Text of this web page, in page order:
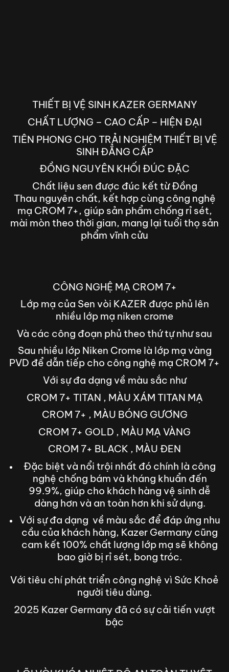
THIẾT BỊ VỆ SINH KAZER GERMANY
CHẤT LƯỢNG – CAO CẤP – HIỆN ĐẠI
TIÊN PHONG CHO TRẢI NGHIỆM THIẾT BỊ VỆ
SINH ĐẲNG CẤP
ĐỒNG NGUYÊN KHỐI ĐÚC ĐẶC
Chất liệu sen được đúc kết từ Đồng
Thau nguyên chất, kết hợp cùng công nghệ
mạ CROM 7+, giúp sản phẩm chống rỉ sét,
mài mòn theo thời gian, mang lại tuổi thọ sản
phẩm vĩnh cửu
CÔNG NGHỆ MẠ CROM 7+
Lớp mạ của Sen vòi KAZER được phủ lên
nhiều lớp mạ niken crome
Và các công đoạn phủ theo thứ tự như sau
Sau nhiều lớp Niken Crome là lớp mạ vàng
PVD để dẫn tiếp cho công nghệ mạ CROM 7+
Với sự đa dạng về màu sắc như
CROM 7+ TITAN , MÀU XÁM TITAN MẠ
CROM 7+ , MÀU BÓNG GƯƠNG
CROM 7+ GOLD , MÀU MẠ VÀNG
CROM 7+ BLACK , MÀU ĐEN
Đặc biệt và nổi trội nhất đó chính là công
nghệ chống bám và kháng khuẩn đến
99.9%, giúp cho khách hàng vệ sinh dễ
dàng hơn và an toàn hơn khi sử dụng.
Với sự đa dạng về màu sắc để đáp ứng nhu
cầu của khách hàng, Kazer Germany cũng
cam kết 100% chất lượng lớp mạ sẽ không
bao giờ bị rỉ sét, bong tróc.
Với tiêu chí phát triển công nghệ vì Sức Khoẻ
người tiêu dùng.
2025 Kazer Germany đã có sự cải tiến vượt
bậc